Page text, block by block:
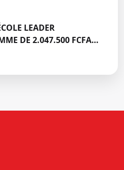
LEADER
DE 2.047.500 FCFA
DE M.